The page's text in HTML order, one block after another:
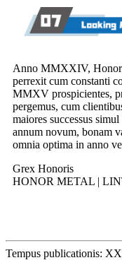
Anno MMXXIV, Honor
perrexit cum constanti
MMXV prospicientes,
pergemus, cum
maiores successus
annum novum, bonam
omnia optima in anno
Grex Honoris
HONOR METAL |
Tempus publicationis: